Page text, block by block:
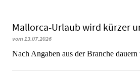
Mallorca-Urlaub wird kürzer
vom 13.07.2026
Nach Angaben aus der Branche dauern